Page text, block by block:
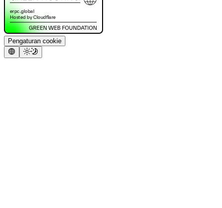
Pengaturan cookie